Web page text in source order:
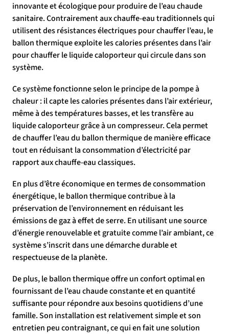
innovante et écologique pour produire de l’eau chaude
sanitaire. Contrairement aux chauffe-eau traditionnels qui
utilisent des résistances électriques pour chauffer l’eau, le
ballon thermique exploite les calories présentes dans l’air
pour chauffer le liquide caloporteur qui circule dans son
système.
Ce système fonctionne selon le principe de la pompe à
chaleur : il capte les calories présentes dans l’air extérieur,
même à des températures basses, et les transfère au
liquide caloporteur grâce à un compresseur. Cela permet
de chauffer l’eau du ballon thermique de manière efficace
tout en réduisant la consommation d’électricité par
rapport aux chauffe-eau classiques.
En plus d’être économique en termes de consommation
énergétique, le ballon thermique contribue à la
préservation de l’environnement en réduisant les
émissions de gaz à effet de serre. En utilisant une source
d’énergie renouvelable et gratuite comme l’air ambiant, ce
système s’inscrit dans une démarche durable et
respectueuse de la planète.
De plus, le ballon thermique offre un confort optimal en
fournissant de l’eau chaude constante et en quantité
suffisante pour répondre aux besoins quotidiens d’une
famille. Son installation est relativement simple et son
entretien peu contraignant, ce qui en fait une solution